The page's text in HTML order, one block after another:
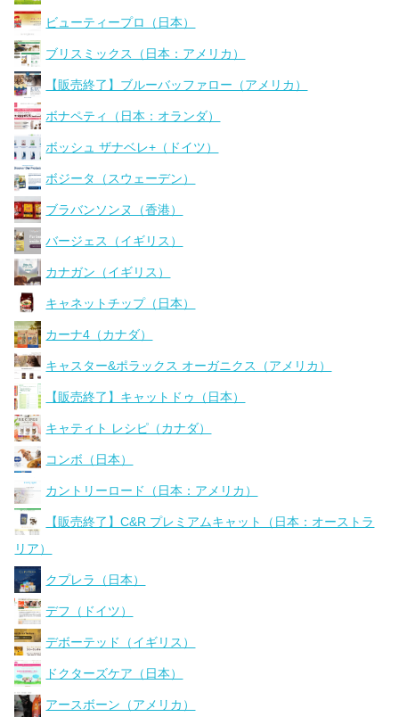
ビューティープロ（日本）
ブリスミックス（日本：アメリカ）
【販売終了】ブルーバッファロー（アメリカ）
ボナペティ（日本：オランダ）
ボッシュ ザナベレ+（ドイツ）
ボジータ（スウェーデン）
ブラバンソンヌ（香港）
バージェス（イギリス）
カナガン（イギリス）
キャネットチップ（日本）
カーナ4（カナダ）
キャスター&ポラックス オーガニクス（アメリカ）
【販売終了】キャットドゥ（日本）
キャティト レシピ（カナダ）
コンボ（日本）
カントリーロード（日本：アメリカ）
【販売終了】C&R プレミアムキャット（日本：オーストラ
リア）
クプレラ（日本）
デフ（ドイツ）
デボーテッド（イギリス）
ドクターズケア（日本）
アースボーン（アメリカ）